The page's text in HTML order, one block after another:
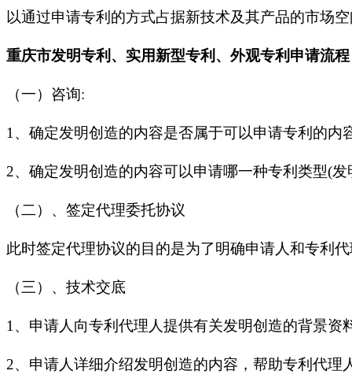
以通过申请专利的方式占据新技术及其产品的市场
重庆市发明专利、实用新型专利、外观专利申请流程
（一） 咨询:
1、确定发明创造的内容是否属于可以申请专利的内
2、确定发明创造的内容可以申请哪一种专利类型(
（二）、签定代理委托协议
此时签定代理协议的目的是为了明确申请人和专利
（三）、技术交底
1、申请人向专利代理人提供有关发明创造的背景资
2、申请人详细介绍发明创造的内容，帮助专利代理